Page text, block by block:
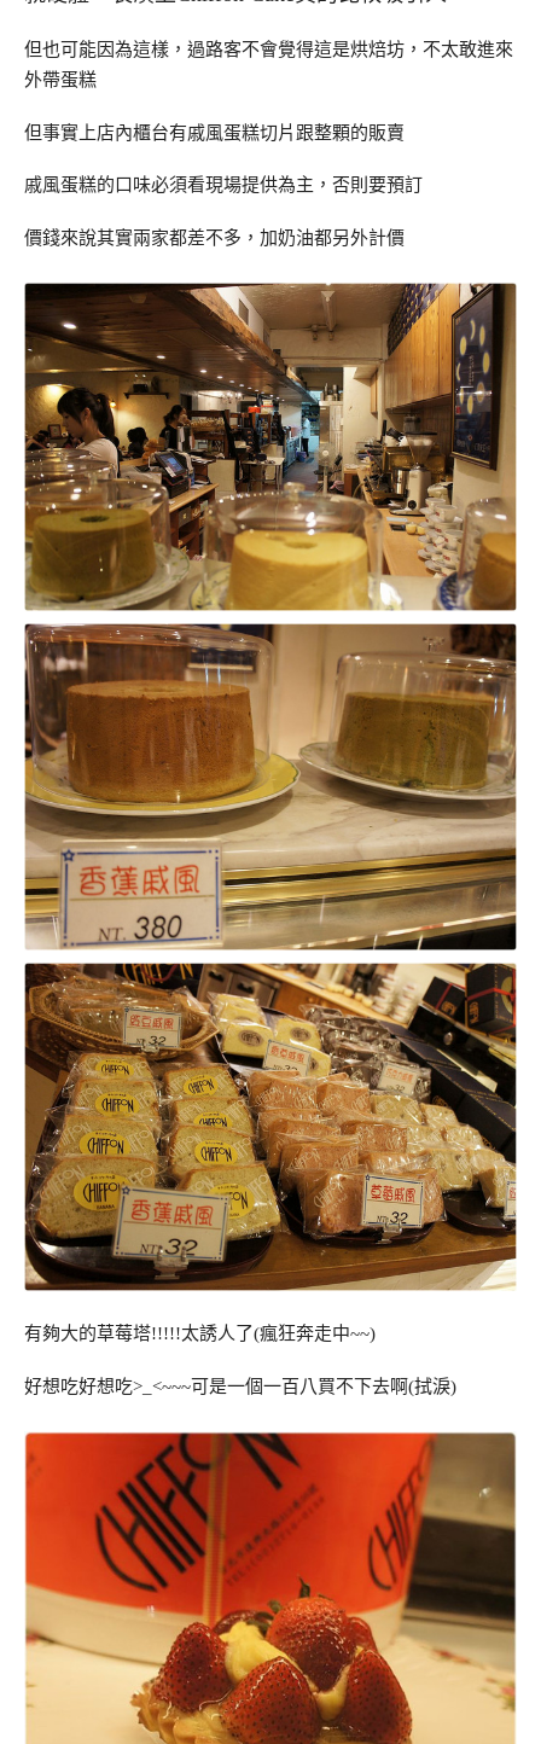
但也可能因為這樣，過路客不會覺得這是烘焙坊，不太敢進來
外帶蛋糕
但事實上店內櫃台有戚風蛋糕切片跟整顆的販賣
戚風蛋糕的口味必須看現場提供為主，否則要預訂
價錢來說其實兩家都差不多，加奶油都另外計價
有夠大的草莓塔!!!!!太誘人了(瘋狂奔走中~~)
好想吃好想吃>_<~~~可是一個一百八買不下去啊(拭淚)